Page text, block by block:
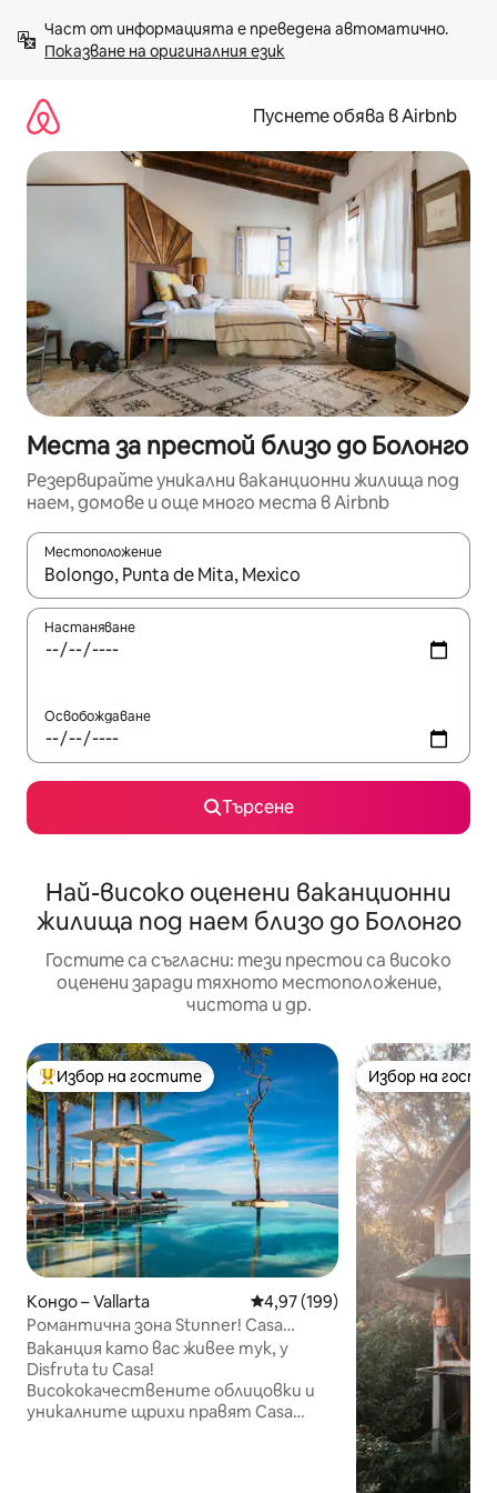
към
съдържанието
Показване на оригиналния език
Пуснете обява в Airbnb
Места за престой близо до Болонго
Резервирайте уникални ваканционни жилища под
наем, домове и още много места в Airbnb
Местоположение
Когато резултатите се покажат, използвайте
Настаняване
Освобождаване
Търсене
Най-високо оценени ваканционни
жилища под наем близо до Болонго
Гостите са съгласни: тези престои са високо
оценени заради тяхното местоположение,
чистота и др.
Най-популярен избор на гостите
Избор на гостите
Кондо – Vallarta Средна оценка: 4,97 от 5,
4,97 (199)
Романтична зона Stunner! Casa
Disfruto PV @ PIER|57
Ваканция като вас живее тук, y
Disfruta tu Casa!
Висококачествените облицовки и
уникалните щрихи правят Casa
Избор на
Избор на